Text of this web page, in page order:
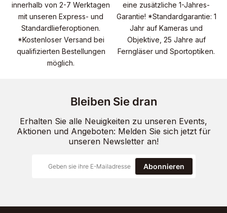
innerhalb von 2-7 Werktagen
mit unseren Express- und
Standardlieferoptionen.
*Kostenloser Versand bei
qualifizierten Bestellungen
möglich.
eine zusätzliche 1-Jahres-
Garantie! *Standardgarantie: 1
Jahr auf Kameras und
Objektive, 25 Jahre auf
Ferngläser und Sportoptiken.
Bleiben Sie dran
Erhalten Sie alle Neuigkeiten zu unseren Events,
Aktionen und Angeboten: Melden Sie sich jetzt für
unseren Newsletter an!
Abonnieren